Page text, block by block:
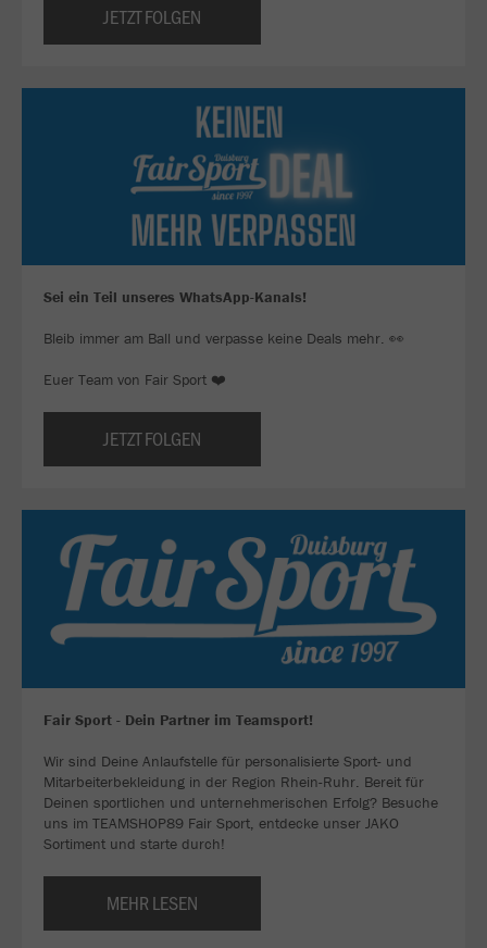
JETZT FOLGEN
Sei ein Teil unseres WhatsApp-Kanals!
Bleib immer am Ball und verpasse keine Deals mehr. 👀
Euer Team von Fair Sport ❤️
JETZT FOLGEN
Fair Sport - Dein Partner im Teamsport!
Wir sind Deine Anlaufstelle für personalisierte Sport- und
Mitarbeiterbekleidung in der Region Rhein-Ruhr. Bereit für
Deinen sportlichen und unternehmerischen Erfolg? Besuche
uns im TEAMSHOP89 Fair Sport, entdecke unser JAKO
Sortiment und starte durch!
MEHR LESEN